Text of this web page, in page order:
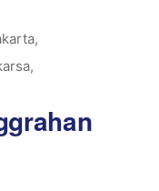
,
,